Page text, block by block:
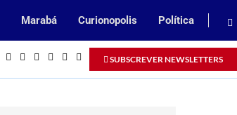
Marabá Curionopolis Política
Inscrições abertas para processo
SUBSCREVER NEWSLETTERS